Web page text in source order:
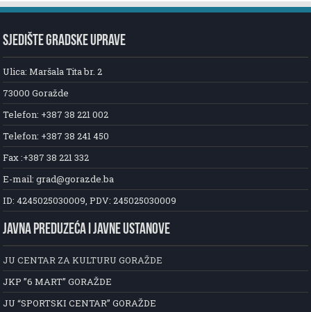
SJEDIŠTE GRADSKE UPRAVE
Ulica: Maršala Tita br. 2
73000 Goražde
Telefon: +387 38 221 002
Telefon: +387 38 241 450
Fax :+387 38 221 332
E-mail: grad@gorazde.ba
ID: 4245025030009, PDV: 245025030009
JAVNA PREDUZEĆA I JAVNE USTANOVE
JU CENTAR ZA KULTURU GORAŽDE
JKP ”6 MART” GORAŽDE
JU “SPORTSKI CENTAR” GORAŽDE